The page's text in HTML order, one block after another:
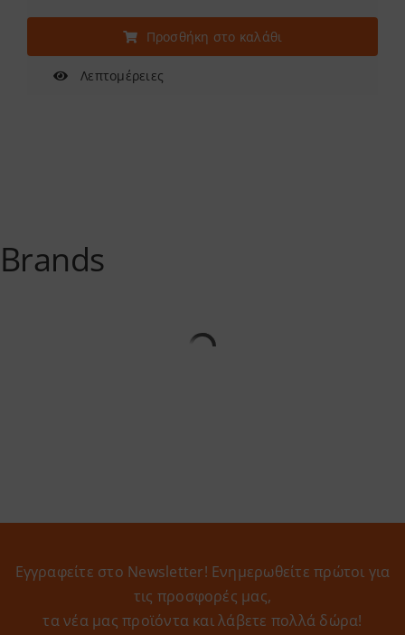
Προσθήκη στο καλάθι
Λεπτομέρειες
Brands
Εγγραφείτε στο Newsletter! Eνημερωθείτε πρώτοι για
τις προσφορές μας,
τα νέα μας προϊόντα και λάβετε πολλά δώρα!